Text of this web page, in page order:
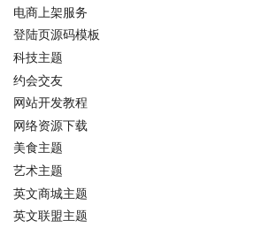
电商上架服务
登陆页源码模板
科技主题
约会交友
网站开发教程
网络资源下载
美食主题
艺术主题
英文商城主题
英文联盟主题